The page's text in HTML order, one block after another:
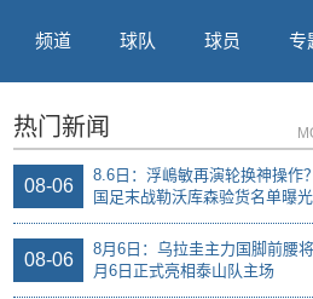
频道 球队 球员 专
热门新闻
08-06
8.6日：浮嶋敏再演轮换神操作
国足末战勒沃库森验货名单曝光
08-06
8月6日：乌拉圭主力国脚前腰
月6日正式亮相泰山队主场